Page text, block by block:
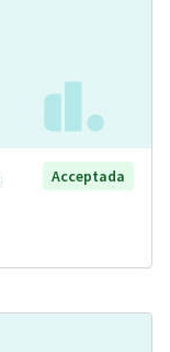
Acceptada